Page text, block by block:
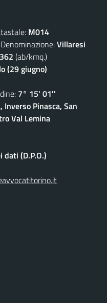
M014
Villaresi
362 (ab/kmq.)
(29 giugno)
7° 15' 01''
Inverso Pinasca, San
Val Lemina
(D.P.O.)